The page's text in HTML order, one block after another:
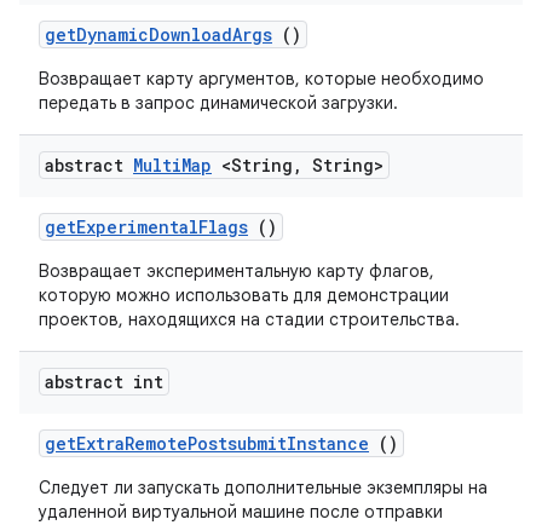
getDynamicDownloadArgs ()
Возвращает карту аргументов, которые необходимо
передать в запрос динамической загрузки.
abstract MultiMap <String , String>
getExperimentalFlags ()
Возвращает экспериментальную карту флагов,
которую можно использовать для демонстрации
проектов, находящихся на стадии строительства.
abstract int
getExtraRemotePostsubmitInstance ()
Следует ли запускать дополнительные экземпляры на
удаленной виртуальной машине после отправки